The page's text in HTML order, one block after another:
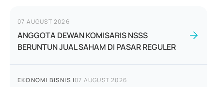
07 AUGUST 2026
ANGGOTA DEWAN KOMISARIS NSSS
BERUNTUN JUAL SAHAM DI PASAR REGULER
EKONOMI BISNIS |07 AUGUST 2026